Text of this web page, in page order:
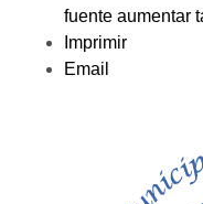
fuente aumentar
Imprimir
Email